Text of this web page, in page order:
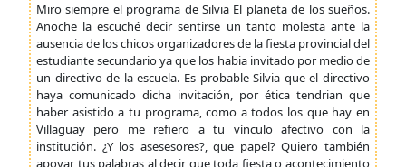
Miro siempre el programa de Silvia El planeta de los sueños.
Anoche la escuché decir sentirse un tanto molesta ante la
ausencia de los chicos organizadores de la fiesta provincial del
estudiante secundario ya que los habia invitado por medio de
un directivo de la escuela. Es probable Silvia que el directivo
haya comunicado dicha invitación, por ética tendrian que
haber asistido a tu programa, como a todos los que hay en
Villaguay pero me refiero a tu vínculo afectivo con la
institución. ¿Y los asesesores?, que papel? Quiero también
apoyar tus palabras al decir que toda fiesta o acontecimiento